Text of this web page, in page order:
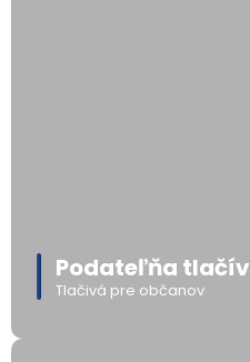
Podateľňa tlačív
Tlačivá pre občanov